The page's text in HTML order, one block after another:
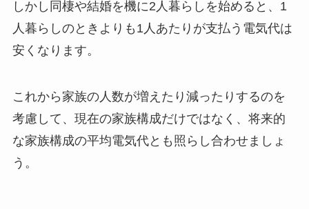
しかし同棲や結婚を機に2人暮らしを始めると、1
人暮らしのときよりも1人あたりが支払う電気代は
安くなります。
これから家族の人数が増えたり減ったりするのを
考慮して、現在の家族構成だけではなく、将来的
な家族構成の平均電気代とも照らし合わせましょ
う。